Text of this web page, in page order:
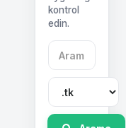
kontrol
edin.